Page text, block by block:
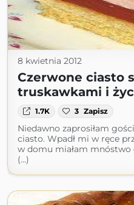
8 kwietnia 2012
Czerwone ciasto
truskawkami i
1.7K 3 Zapisz
Niedawno zaprosiłam
ciasto. Wpadł mi w ręce
w domu miałam
(...)